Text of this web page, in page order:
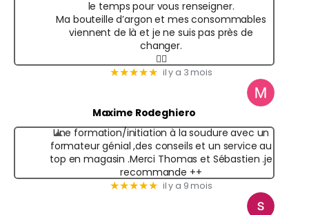
le temps pour vous renseigner.
Ma bouteille d’argon et mes consommables
viennent de là et je ne suis pas près de
changer.
✌🏻
★★★★★ il y a 3 mois
Maxime Rodeghiero
Une formation/initiation à la soudure avec un
formateur génial ,des conseils et un service au
top en magasin .Merci Thomas et Sébastien .je
recommande ++
★★★★★ il y a 9 mois